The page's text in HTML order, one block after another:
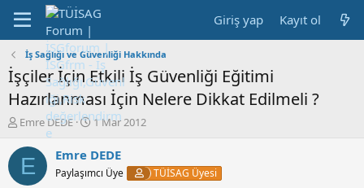
Giriş yap Kayıt ol
İş Sağlığı ve Güvenliği Hakkında
İşçiler İçin Etkili İş Güvenliği Eğitimi
Hazırlanması İçin Nelere Dikkat Edilmeli ?
K
n
b
u
Emre DEDE
B
ş
a
1 Mar 2012
E Emre DEDE
Paylaşımcı Üye TÜİSAG Üyesi